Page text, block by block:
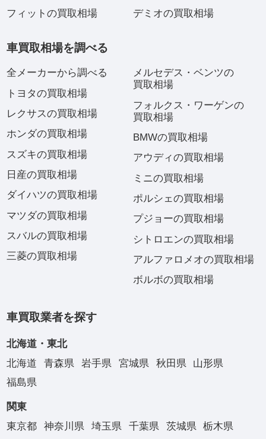
フィットの買取相場
デミオの買取相場
車買取相場を調べる
全メーカーから調べる
トヨタの買取相場
レクサスの買取相場
ホンダの買取相場
スズキの買取相場
日産の買取相場
ダイハツの買取相場
マツダの買取相場
スバルの買取相場
三菱の買取相場
メルセデス・ベンツの
買取相場
フォルクス・ワーゲンの
買取相場
BMWの買取相場
アウディの買取相場
ミニの買取相場
ポルシェの買取相場
プジョーの買取相場
シトロエンの買取相場
アルファロメオの買取相場
ボルボの買取相場
車買取業者を探す
北海道・東北
北海道
青森県 岩手県 宮城県 秋田県
山形県
福島県
関東
東京都
神奈川県 埼玉県 千葉県 茨城県
栃木県